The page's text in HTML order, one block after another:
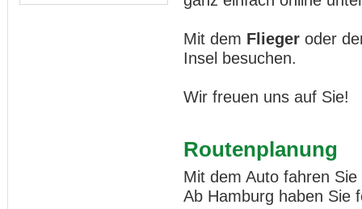
Mit dem Flieger oder
Insel besuchen.
Wir freuen uns auf Sie!
Routenplanung
Mit dem Auto fahren
Ab Hamburg haben Sie